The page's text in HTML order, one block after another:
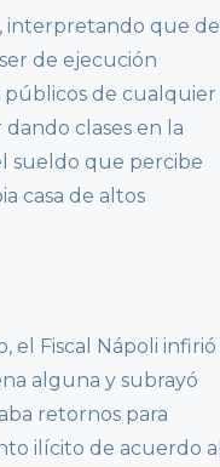
interpretando que de
de ejecución
públicos de cualquier
clases en la
sueldo que percibe
casa de altos
el Fiscal Nápoli infirió
alguna y subrayó
retornos para
ilícito de acuerdo